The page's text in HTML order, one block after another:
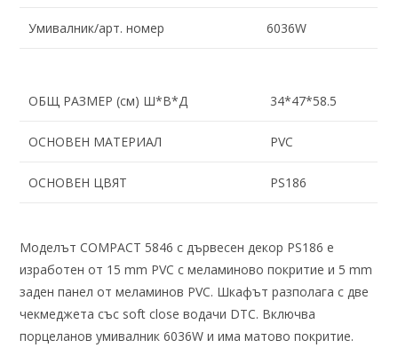
Умивалник/арт. номер 6036W
ОБЩ РАЗМЕР (см) Ш*В*Д 34*47*58.5
ОСНОВЕН МАТЕРИАЛ PVC
ОСНОВЕН ЦВЯТ PS186
Моделът COMPACT 5846 с дървесен декор PS186 е
изработен от 15 mm PVC с меламиново покритие и 5 mm
заден панел от меламинов PVC. Шкафът разполага с две
чекмеджета със soft close водачи DTC. Включва
порцеланов умивалник 6036W и има матово покритие.